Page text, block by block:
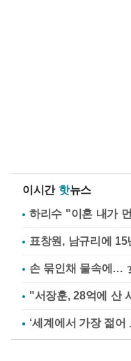
이시간 핫뉴스
하리수 "이혼 내가
표창원, 남규리에
손 묶인채 물속에…
"서장훈, 28억에 산